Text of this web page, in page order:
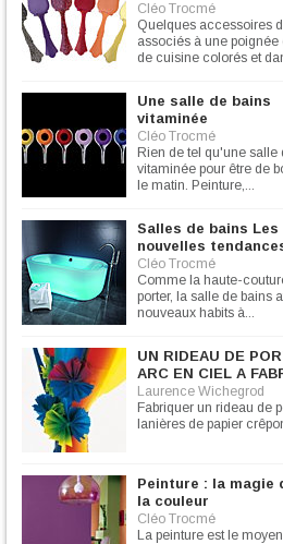
Cléo Trocmé
Quelques accessoires
associés à une
de cuisine colorés et
Une salle de bains
vitaminée
Cléo Trocmé
Rien de tel qu'une salle
vitaminée pour être de
le matin. Peinture,...
Salles de bains Les
nouvelles
Cléo Trocmé
Comme la haute-
porter, la salle de bains
nouveaux habits à...
UN RIDEAU DE
ARC EN CIEL A
Laurence Wichegrod
Fabriquer un rideau de
lanières de papier
Peinture : la magie
la couleur
Cléo Trocmé
La peinture est le